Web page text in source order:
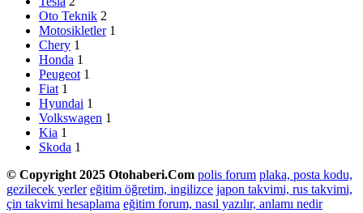
Oto Teknik 2
Motosikletler 1
Chery 1
Honda 1
Peugeot 1
Fiat 1
Hyundai 1
Volkswagen 1
Kia 1
Skoda 1
© Copyright 2025 Otohaberi.Com polis forum plaka, posta kodu,
gezilecek yerler eğitim öğretim, ingilizce japon takvimi, rus takvimi,
çin takvimi hesaplama eğitim forum, nasıl yazılır, anlamı nedir